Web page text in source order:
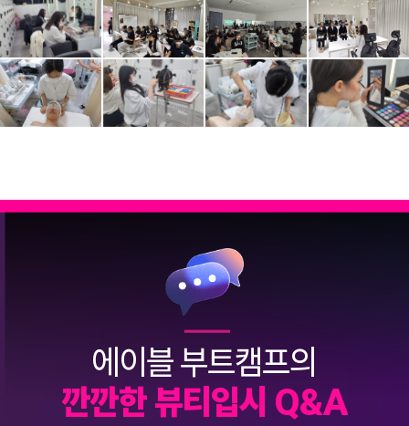
에이블 부트캠프의
깐깐한 뷰티 입시 Q&A